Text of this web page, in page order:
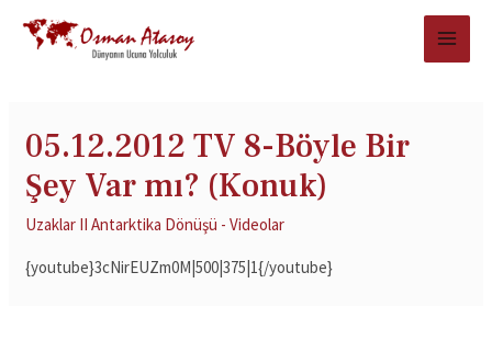
05.12.2012 TV 8-Böyle Bir
Şey Var mı? (Konuk)
Uzaklar II Antarktika Dönüşü - Videolar
{youtube}3cNirEUZm0M|500|375|1{/youtube}